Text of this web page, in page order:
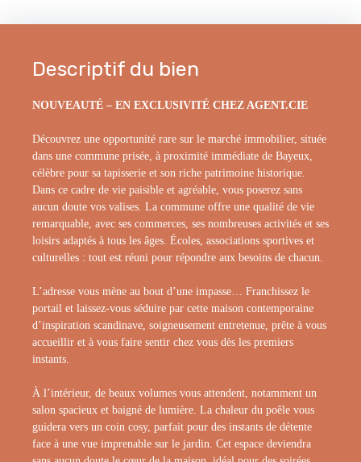
Descriptif du bien
NOUVEAUTÉ – EN EXCLUSIVITÉ CHEZ AGENT.CIE
Découvrez une opportunité rare sur le marché immobilier, située
dans une commune prisée, à proximité immédiate de Bayeux,
célèbre pour sa tapisserie et son riche patrimoine historique.
Dans ce cadre de vie paisible et agréable, vous poserez sans
aucun doute vos valises. La commune offre une qualité de vie
remarquable, avec ses commerces, ses nombreuses activités et ses
loisirs adaptés à tous les âges. Écoles, associations sportives et
culturelles : tout est réuni pour répondre aux besoins de chacun.
L’adresse vous mène au bout d’une impasse… Franchissez le
portail et laissez-vous séduire par cette maison contemporaine
d’inspiration scandinave, soigneusement entretenue, prête à vous
accueillir et à vous faire sentir chez vous dès les premiers
instants.
À l’intérieur, de beaux volumes vous attendent, notamment un
salon spacieux et baigné de lumière. La chaleur du poêle vous
guidera vers un coin cosy, parfait pour des instants de détente
face à une vue imprenable sur le jardin. Cet espace deviendra